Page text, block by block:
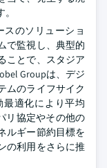
スのソリューショ
で監視し、典型的
ことで、スタジア
Groupは、デジ
ムのライフサイク
適化により平均
リ協定やその他の
ルギー節約目標を
の利用をさらに推